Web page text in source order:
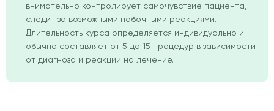
внимательно контролирует самочувствие пациента,
следит за возможными побочными реакциями.
Длительность курса определяется индивидуально и
обычно составляет от 5 до 15 процедур в зависимости
от диагноза и реакции на лечение.